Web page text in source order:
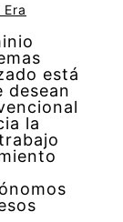
está
desean
la